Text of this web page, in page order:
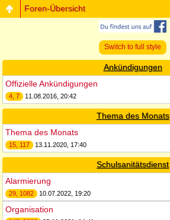
Foren-Übersicht
Switch to full style
Ankündigungen
Offizielle Ankündigungen
4, 7 11.08.2016, 20:42
Thema des Monats
Thema des Monats
15, 117 13.11.2020, 17:40
Schulsanitätsdienst
Alarmierung
29, 1082 10.07.2022, 19:20
Organisation